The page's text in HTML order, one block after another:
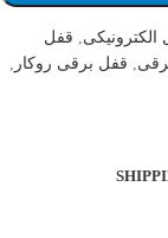
الکترونیکی
قفل
قفل برقی روکار